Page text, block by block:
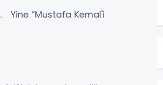
Yine “Mustafa Kemal'i